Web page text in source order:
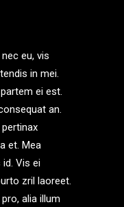
eu, vis
in mei.
ei est.
an.
et. Mea
Vis ei
zril laoreet.
alia illum